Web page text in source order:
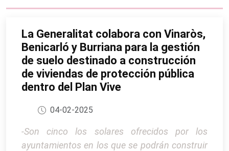
La Generalitat colabora con Vinaròs,
Benicarló y Burriana para la gestión
de suelo destinado a construcción
de viviendas de protección pública
dentro del Plan Vive
04-02-2025
-Son cinco los solares ofrecidos por los
ayuntamientos en los que se podrán construir